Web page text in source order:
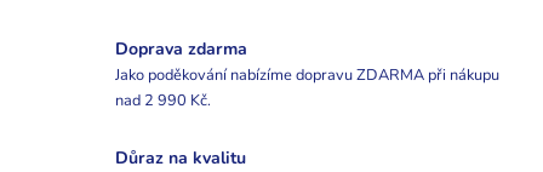
Doprava zdarma
Jako poděkování nabízíme dopravu ZDARMA při nákupu
nad 2 990 Kč.
Důraz na kvalitu